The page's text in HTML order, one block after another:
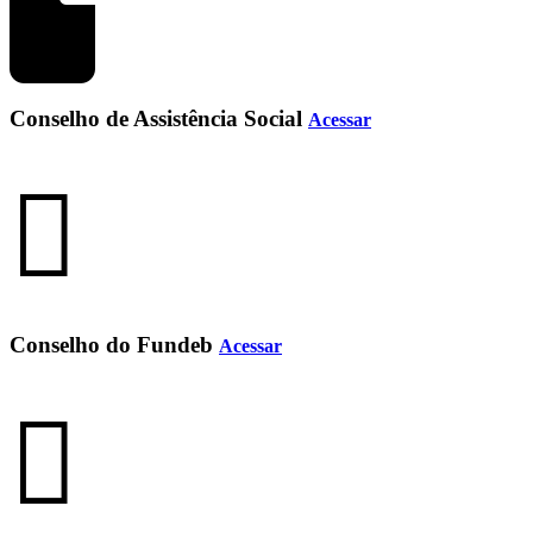
Conselho de Assistência Social Acessar
Conselho do Fundeb Acessar